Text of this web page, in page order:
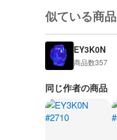
似ている商品
EY3K0N
商品数357
同じ作者の商品